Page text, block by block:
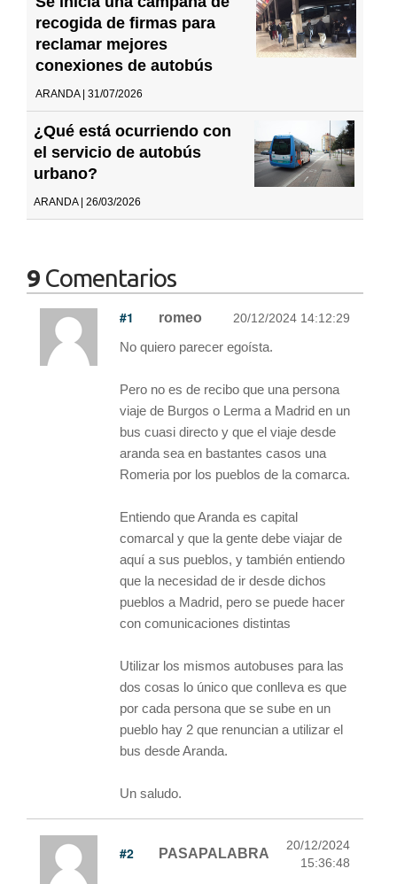
recogida de firmas para
reclamar mejores
conexiones de autobús
ARANDA | 31/07/2026
¿Qué está ocurriendo con
el servicio de autobús
urbano?
ARANDA | 26/03/2026
9 Comentarios
#1 romeo 20/12/2024 14:12:29
No quiero parecer egoísta.
Pero no es de recibo que una persona
viaje de Burgos o Lerma a Madrid en un
bus cuasi directo y que el viaje desde
aranda sea en bastantes casos una
Romeria por los pueblos de la comarca.
Entiendo que Aranda es capital
comarcal y que la gente debe viajar de
aquí a sus pueblos, y también entiendo
que la necesidad de ir desde dichos
pueblos a Madrid, pero se puede hacer
con comunicaciones distintas
Utilizar los mismos autobuses para las
dos cosas lo único que conlleva es que
por cada persona que se sube en un
pueblo hay 2 que renuncian a utilizar el
bus desde Aranda.
Un saludo.
#2 PASAPALABRA
20/12/2024
15:36:48